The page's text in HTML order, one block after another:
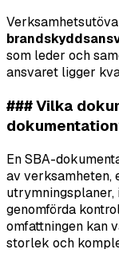
som leder och
ansvaret ligger
### Vilka
En SBA-
av verksamheten,
genomförda
omfattningen kan
storlek och